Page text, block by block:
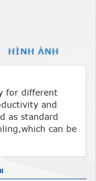
HÌNH ẢNH
for different
and
as standard
can be